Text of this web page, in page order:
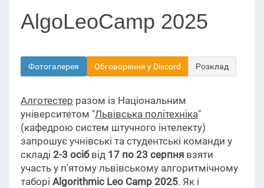
AlgoLeoCamp 2025
Фотогалерея Обговорення у Discord Розклад
Алготестер разом із Національним
університетом "Львівська політехніка"
(кафедрою систем штучного інтелекту)
запрошує учнівські та студентські команди у
складі 2-3 осібвід 17 по 23 серпня взяти
участь у п'ятому львівському алгоритмічному
таборі Algorithmic Leo Camp 2025. Як і